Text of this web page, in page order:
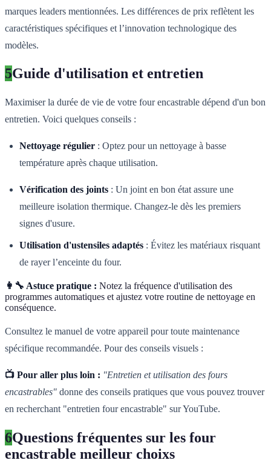
marques leaders mentionnées. Les différences de prix reflètent les
caractéristiques spécifiques et l’innovation technologique des
modèles.
5Guide d'utilisation et entretien
Maximiser la durée de vie de votre four encastrable dépend d'un bon
entretien. Voici quelques conseils :
Nettoyage régulier : Optez pour un nettoyage à basse
température après chaque utilisation.
Vérification des joints : Un joint en bon état assure une
meilleure isolation thermique. Changez-le dès les premiers
signes d'usure.
Utilisation d'ustensiles adaptés : Évitez les matériaux risquant
de rayer l’enceinte du four.
👩‍🔧 Astuce pratique : Notez la fréquence d'utilisation des
programmes automatiques et ajustez votre routine de nettoyage en
conséquence.
Consultez le manuel de votre appareil pour toute maintenance
spécifique recommandée. Pour des conseils visuels :
📺 Pour aller plus loin : "Entretien et utilisation des fours
encastrables" donne des conseils pratiques que vous pouvez trouver
en recherchant "entretien four encastrable" sur YouTube.
6Questions fréquentes sur les four
encastrable meilleur choixs